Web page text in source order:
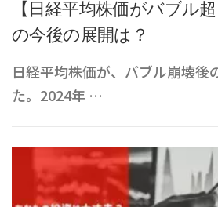
【日経平均株価がバブル
の今後の展開は？
日経平均株価が、バブル崩壊後
た。2024年 …